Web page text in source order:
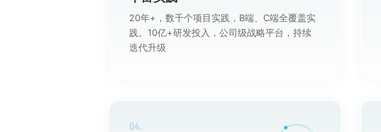
20年+，数千个项目实践，B端、C端全覆盖实
践。10亿+研发投入，公司级战略平台，持续
迭代升级
04.